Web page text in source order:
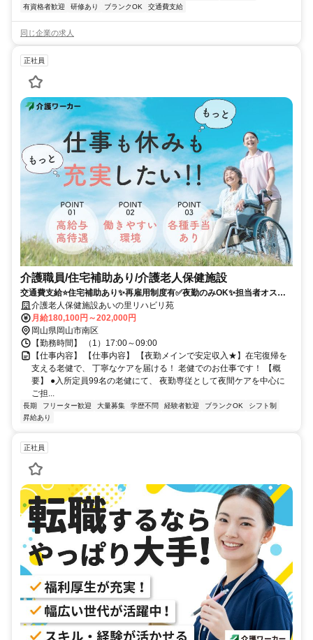
有資格者歓迎
研修あり ブランクOK 交通費支給
同じ企業の求人
正社員
介護職員/住宅補助あり/介護老人保健施設
交通費支給⭐️住宅補助あり✨再雇用制度有✅️夜勤のみOK✨担当者オスス
メ⭕️車通勤ＯＫ
介護老人保健施設あいの里リハビリ苑
月給180,100円～202,000円
岡山県岡山市南区
【勤務時間】 （1）17:00～09:00
【仕事内容】 【仕事内容】 【夜勤メインで安定収入★】在宅復帰を
支える老健で、 丁寧なケアを届ける！ 老健でのお仕事です！ 【概
要】 ●入所定員99名の老健にて、 夜勤専従として夜間ケアを中心に
ご担...
長期 フリーター歓迎 大量募集 学歴不問 経験者歓迎 ブランクOK
シフト制
昇給あり
正社員